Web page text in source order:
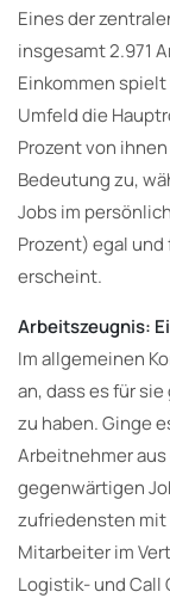
Eines der
insgesamt 2.971
Einkommen
Umfeld die
Prozent von
Bedeutung zu,
Jobs im
Prozent) egal
erscheint.
Arbeitszeugnis:
Im allgemeinen
an, dass es für
zu haben. Ginge
Arbeitnehmer aus
gegenwärtigen
zufriedensten mit
Mitarbeiter im
Logistik- und